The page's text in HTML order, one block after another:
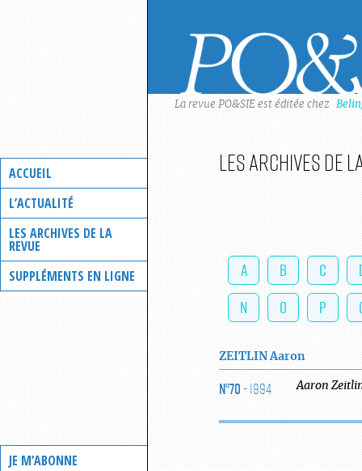
ACCUEIL
L’ACTUALITÉ
LES ARCHIVES DE LA
REVUE
SUPPLÉMENTS EN LIGNE
JE M’ABONNE
La revue PO&SIE est éditée chez
Les archives de
A B C
N
O P
ZEITLIN Aaron
N°70- 1994 Aaron